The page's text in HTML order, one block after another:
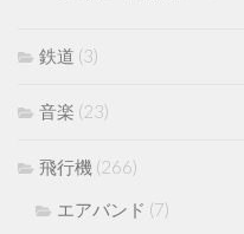
鉄道 (3)
音楽 (23)
飛行機 (266)
エアバンド (7)